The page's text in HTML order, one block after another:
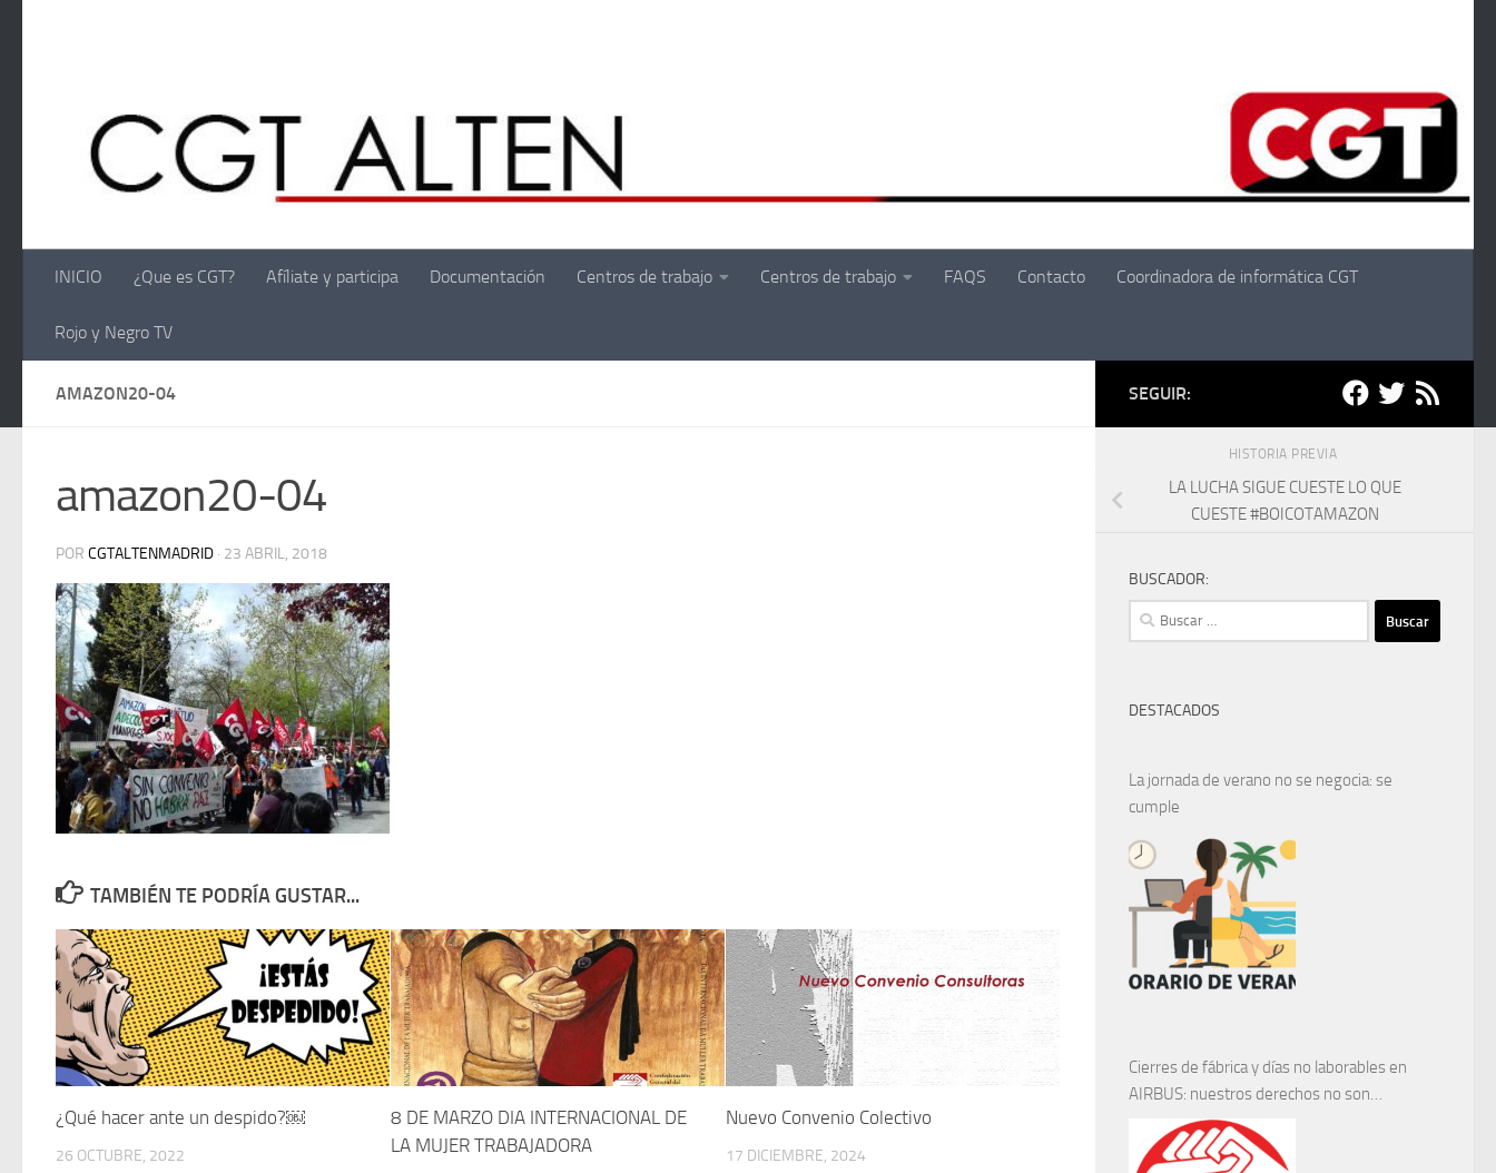
INICIO ¿Que es CGT? Afíliate y participa Documentación Centros de trabajo Centros de trabajo FAQS Contacto Coordinadora de informática CGT
Rojo y Negro TV
AMAZON20-04
amazon20-04
POR CGTALTENMADRID · 23 ABRIL, 2018
TAMBIÉN TE PODRÍA GUSTAR...
¿Qué hacer ante un despido?￼
26 OCTUBRE, 2022
8 DE MARZO DIA INTERNACIONAL DE
LA MUJER TRABAJADORA
Nuevo Convenio Colectivo
17 DICIEMBRE, 2024
SEGUIR:
HISTORIA PREVIA
LA LUCHA SIGUE CUESTE LO QUE
CUESTE #BOICOTAMAZON
BUSCADOR:
Buscar:
DESTACADOS
La jornada de verano no se negocia: se
cumple
Cierres de fábrica y días no laborables en
AIRBUS: nuestros derechos no son
negociables